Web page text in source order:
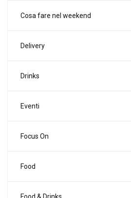
Cosa fare nel weekend
Delivery
Drinks
Eventi
Focus On
Food